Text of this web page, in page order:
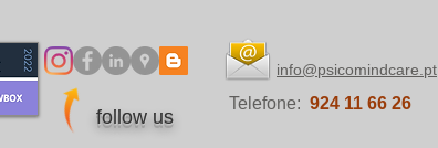
info@psicomindcare.pt
Telefone: 924 11 66 26
follow us